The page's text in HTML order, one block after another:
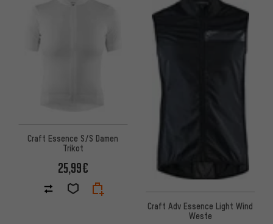
Craft Essence S/S Damen
Trikot
25,99€
Craft Adv Essence Light Wind
Weste